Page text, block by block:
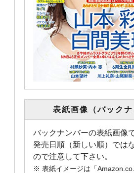
表紙画像（バックナ
バックナンバーの表紙画像
発売日順（新しい順）では
ので注意して下さい。
※ 表紙イメージは「